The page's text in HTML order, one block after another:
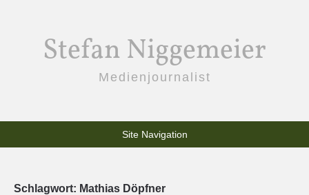
Stefan Niggemeier
Medienjournalist
Site Navigation
Schlagwort: Mathias Döpfner